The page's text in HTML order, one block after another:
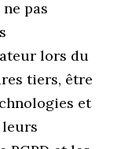
pas
lors du
tiers, être
et